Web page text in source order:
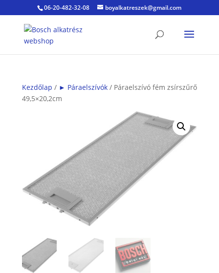
06-20-482-32-08 boyalkatreszek@gmail.com
Kezdőlap / ► Páraelszívók/ Páraelszívó fém zsírszűrő
49,5×20,2cm